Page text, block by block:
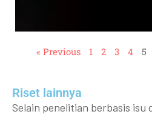
« Previous 1 2 3 4 5
Riset lainnya​​
Selain penelitian berbasis isu